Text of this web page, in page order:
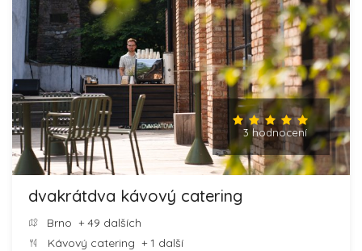
3 hodnocení
dvakrátdva kávový catering
Brno + 49 dalších
Kávový catering + 1 další